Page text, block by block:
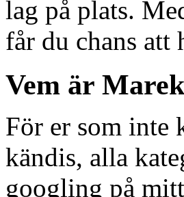
lag på plats.
får du chans att
Vem är
För er som inte
kändis, alla
googling på